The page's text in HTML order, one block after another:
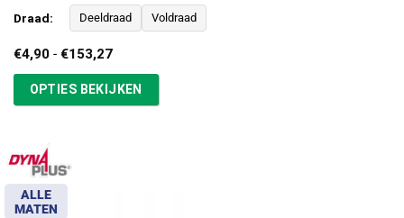
Draad: Deeldraad Voldraad
€4,90 - €153,27Prijsklasse:
tot
€153,27
OPTIES BEKIJKEN
ALLE
MATEN